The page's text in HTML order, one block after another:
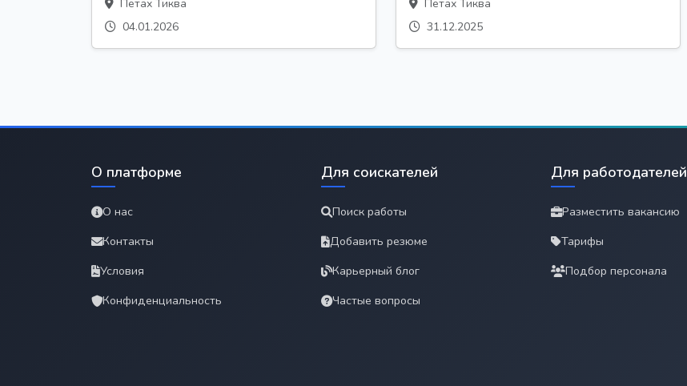
Петах Тиква
04.01.2026
Петах Тиква
31.12.2025
О платформе
О нас
Контакты
Условия
Конфиденциальность
Для соискателей
Поиск работы
Добавить резюме
Карьерный блог
Частые вопросы
Для работодателей
Разместить вакансию
Тарифы
Подбор персонала